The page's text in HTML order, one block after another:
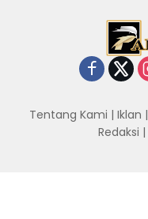
Tentang Kami | Iklan |
Redaksi |